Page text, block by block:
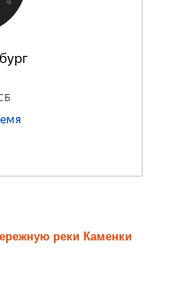
реки Каменки